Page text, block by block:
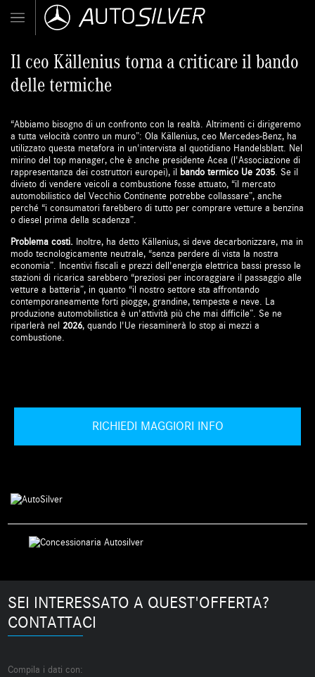
Il ceo Källenius torna a criticare il bando
delle termiche
“Abbiamo bisogno di un confronto con la realtà. Altrimenti ci dirigeremo
a tutta velocità contro un muro”: Ola Källenius, ceo Mercedes-Benz, ha
utilizzato questa metafora in un'intervista al quotidiano Handelsblatt. Nel
mirino del top manager, che è anche presidente Acea (l'Associazione di
rappresentanza dei costruttori europei), il bando termico Ue 2035. Se il
divieto di vendere veicoli a combustione fosse attuato, “il mercato
automobilistico del Vecchio Continente potrebbe collassare”, anche
perché “i consumatori farebbero di tutto per comprare vetture a benzina
o diesel prima della scadenza”.
Problema costi. Inoltre, ha detto Källenius, si deve decarbonizzare, ma in
modo tecnologicamente neutrale, “senza perdere di vista la nostra
economia”. Incentivi fiscali e prezzi dell'energia elettrica bassi presso le
stazioni di ricarica sarebbero “preziosi per incoraggiare il passaggio alle
vetture a batteria”, in quanto “il nostro settore sta affrontando
contemporaneamente forti piogge, grandine, tempeste e neve. La
produzione automobilistica è un'attività più che mai difficile”. Se ne
riparlerà nel 2026, quando l'Ue riesaminerà lo stop ai mezzi a
combustione.
RICHIEDI MAGGIORI INFO
SEI INTERESSATO A QUEST'OFFERTA?
CONTATTACI
Compila i dati con: